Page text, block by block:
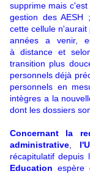
supprime mais
gestion des AESH
cette cellule
années a venir,
à distance et
transition plus
personnels déjà
personnels en
intègres a la
dont les dossiers
Concernant la
administrative
récapitulatif depuis
Education espère